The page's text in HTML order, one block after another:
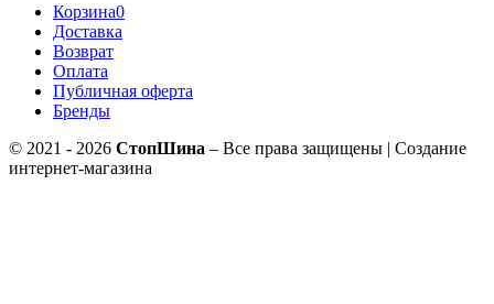
Корзина0
Доставка
Возврат
Оплата
Публичная оферта
Бренды
© 2021 - 2026 СтопШина – Все права защищены | Создание
интернет-магазина